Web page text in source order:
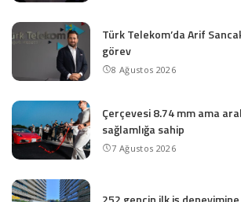
Türk Telekom’da Arif
görev
8 Ağustos 2026
Çerçevesi 8.74 mm ama
sağlamlığa sahip
7 Ağustos 2026